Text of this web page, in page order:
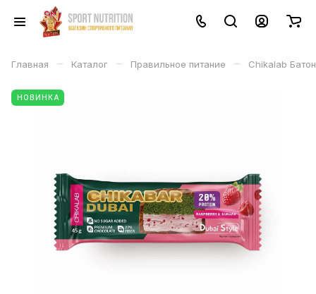
Главная – Каталог – Правильное питание – Chikalab
НОВИНКА